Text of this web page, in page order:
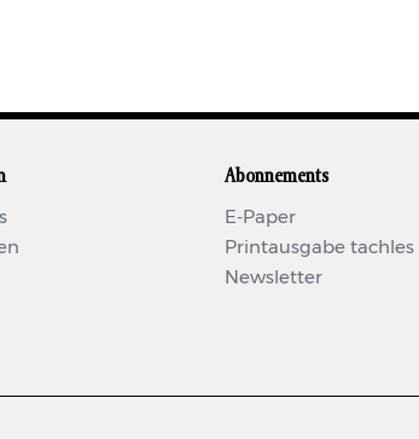
Abonnements
E-Paper
Printausgabe tachles
Newsletter